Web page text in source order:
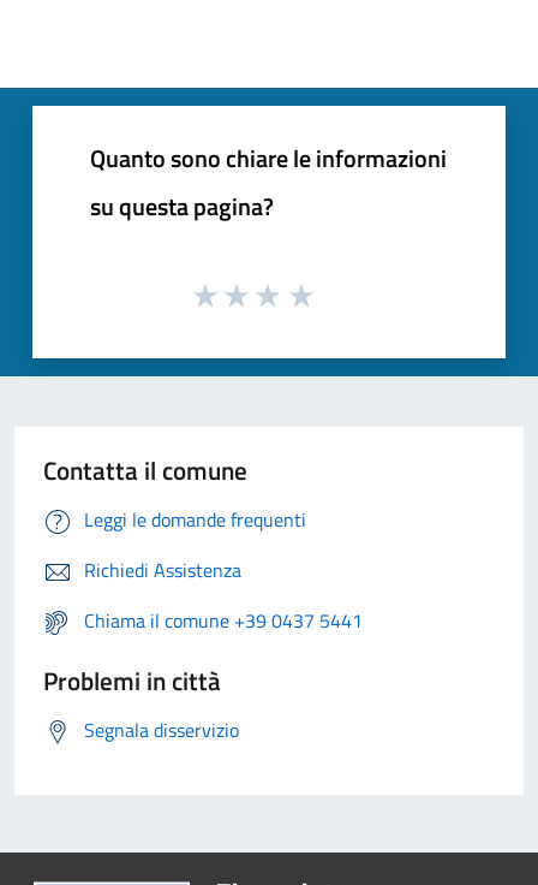
Quanto sono chiare le informazioni
su questa pagina?
Contatta il comune
Leggi le domande frequenti
Richiedi Assistenza
Chiama il comune +39 0437 5441
Problemi in città
Segnala disservizio